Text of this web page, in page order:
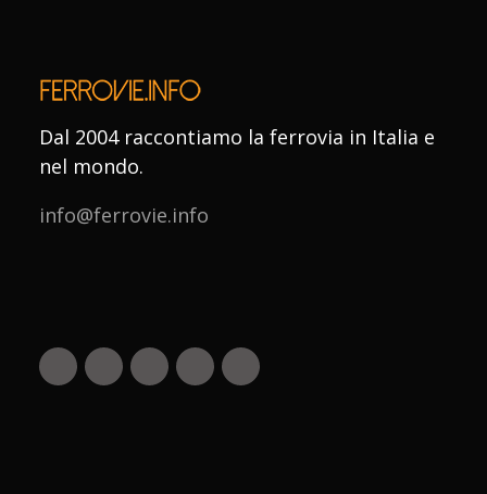
Dal 2004 raccontiamo la ferrovia in Italia e
nel mondo.
info@ferrovie.info